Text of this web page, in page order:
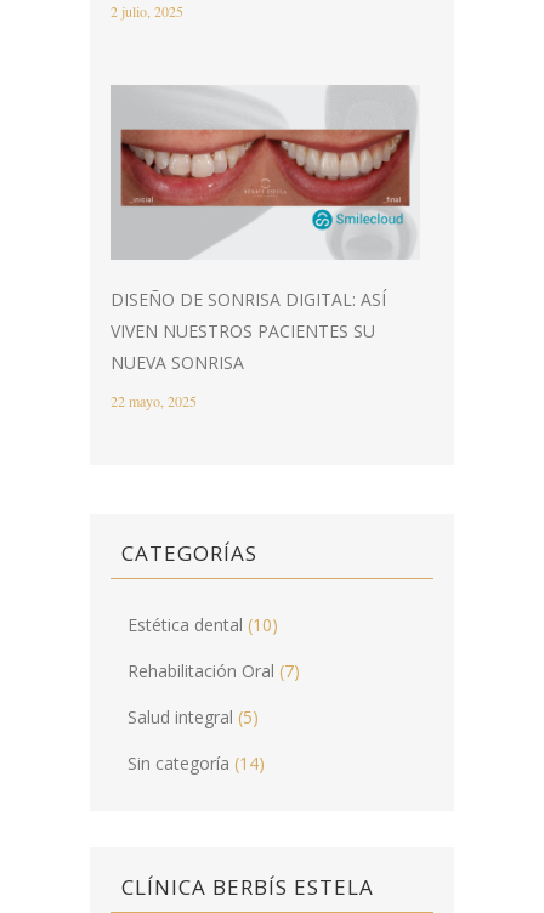
2 julio, 2025
DISEÑO DE SONRISA DIGITAL: ASÍ
VIVEN NUESTROS PACIENTES SU
NUEVA SONRISA
22 mayo, 2025
CATEGORÍAS
Estética dental (10)
Rehabilitación Oral (7)
Salud integral (5)
Sin categoría (14)
CLÍNICA BERBÍS ESTELA